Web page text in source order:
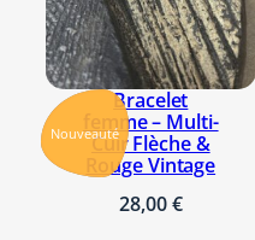
Nouveauté
Bracelet
femme – Multi-
Cuir Flèche &
Rouge Vintage
28,00€